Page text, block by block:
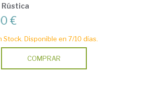
Rústica
€
Stock. Disponible en 7/10 días.
COMPRAR